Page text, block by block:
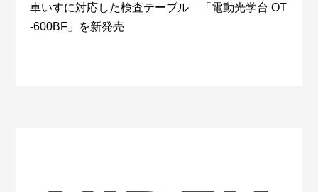
車いすに対応した検査テーブル 「電動光学台 OT
-600BF」を新発売